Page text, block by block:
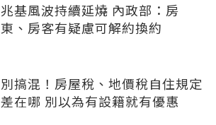
兆基風波持續延燒 內政部：房
東、房客有疑慮可解約換約
別搞混！房屋稅、地價稅自住規定
差在哪 別以為有設籍就有優惠